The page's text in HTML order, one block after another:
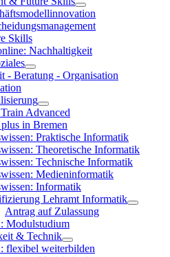
Skills
Nachhaltigkeit
- Beratung - Organisation
Advanced
in Bremen
Praktische Informatik
Theoretische Informatik
Technische Informatik
Medieninformatik
Informatik
Lehramt Informatik
Antrag auf Zulassung
Modulstudium
& Technik
flexibel weiterbilden